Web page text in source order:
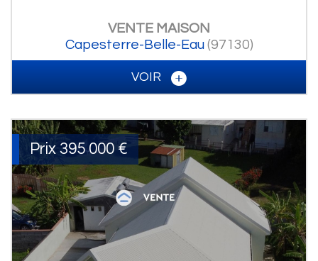
VENTE MAISON
Capesterre-Belle-Eau (97130)
VOIR
Prix 395 000 €